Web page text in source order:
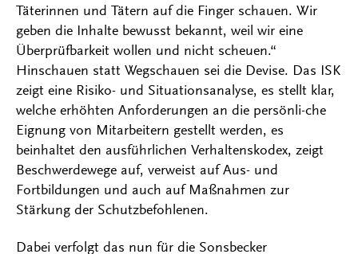
Täterinnen und Tätern auf die Finger schauen. Wir
geben die Inhalte bewusst bekannt, weil wir eine
Überprüfbarkeit wollen und nicht scheuen.“
Hinschauen statt Wegschauen sei die Devise. Das ISK
zeigt eine Risiko- und Situationsanalyse, es stellt klar,
welche erhöhten Anforderungen an die persönli-che
Eignung von Mitarbeitern gestellt werden, es
beinhaltet den ausführlichen Verhaltenskodex, zeigt
Beschwerdewege auf, verweist auf Aus- und
Fortbildungen und auch auf Maßnahmen zur
Stärkung der Schutzbefohlenen.
Dabei verfolgt das nun für die Sonsbecker